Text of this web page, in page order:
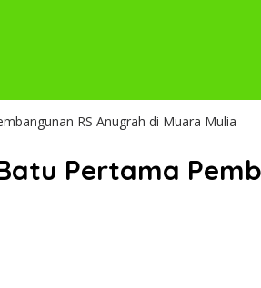
RS Anugrah di Muara Mulia
Pertama